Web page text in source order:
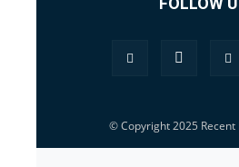
© Copyright 2025 Recent